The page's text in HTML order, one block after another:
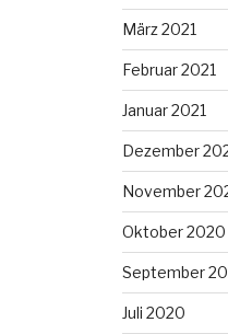
März 2021
Februar 2021
Januar 2021
Dezember
November
Oktober 2020
September
Juli 2020